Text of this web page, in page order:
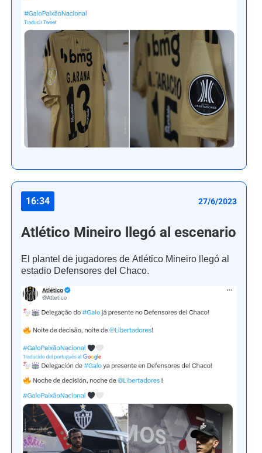
16:34 27/6/2023
Atlético Mineiro llegó al escenario
El plantel de jugadores de Atlético Mineiro llegó al
estadio Defensores del Chaco.